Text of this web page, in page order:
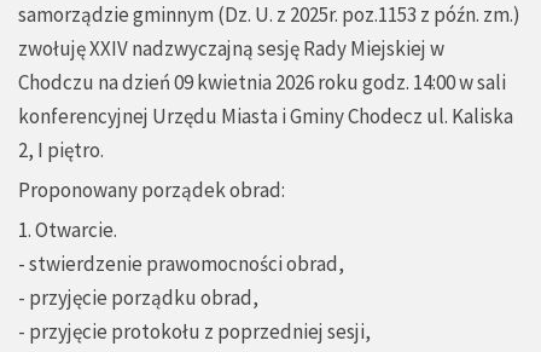
samorządzie gminnym (Dz. U. z 2025r. poz.1153 z późn. zm.)
zwołuję XXIV nadzwyczajną sesję Rady Miejskiej w
Chodczu na dzień 09 kwietnia 2026 roku godz. 14:00 w sali
konferencyjnej Urzędu Miasta i Gminy Chodecz ul. Kaliska
2, I piętro.
Proponowany porządek obrad:
1. Otwarcie.
- stwierdzenie prawomocności obrad,
- przyjęcie porządku obrad,
- przyjęcie protokołu z poprzedniej sesji,